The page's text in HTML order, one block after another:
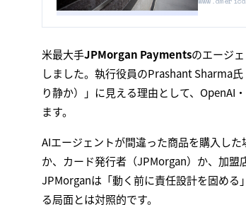
米最大手JPMorgan Paymentsのエージ
しました。執行役員のPrashant Sharma
り静か）」に見える理由として、OpenAI
ます。
AIエージェントが間違った商品を購入し
か、カード発行者（JPMorgan）か、加
JPMorganは「動く前に責任設計を固め
る局面とは対照的です。